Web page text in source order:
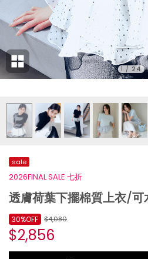
1 / 24
sale
2026FINAL SALE 七折
透膚荷葉下擺棉質上衣/
$4,080
$2,856
30%OFF